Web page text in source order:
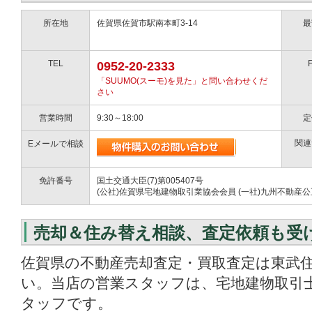
所在地 佐賀県佐賀市駅南本町3-14
TEL 0952-20-2333
「SUUMO(スーモ)を見た」と問い合わせくだ
さい
営業時間 9:30～18:00
Eメールで相談 関
免許番号
国土交通大臣(7)第005407号
(公社)佐賀県宅地建物取引業協会会員 (一社)九州不動産
売却＆住み替え相談、査定依頼も受
佐賀県の不動産売却査定・買取査定は東武
い。当店の営業スタッフは、宅地建物取引
タッフです。